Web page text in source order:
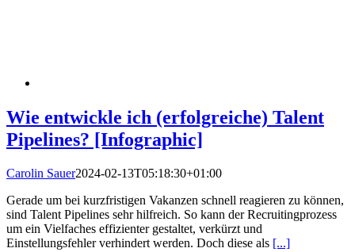
Wie entwickle ich (erfolgreiche) Talent
Pipelines? [Infographic]
Carolin Sauer2024-02-13T05:18:30+01:00
Gerade um bei kurzfristigen Vakanzen schnell reagieren zu können,
sind Talent Pipelines sehr hilfreich. So kann der Recruitingprozess
um ein Vielfaches effizienter gestaltet, verkürzt und
Einstellungsfehler verhindert werden. Doch diese als [...]